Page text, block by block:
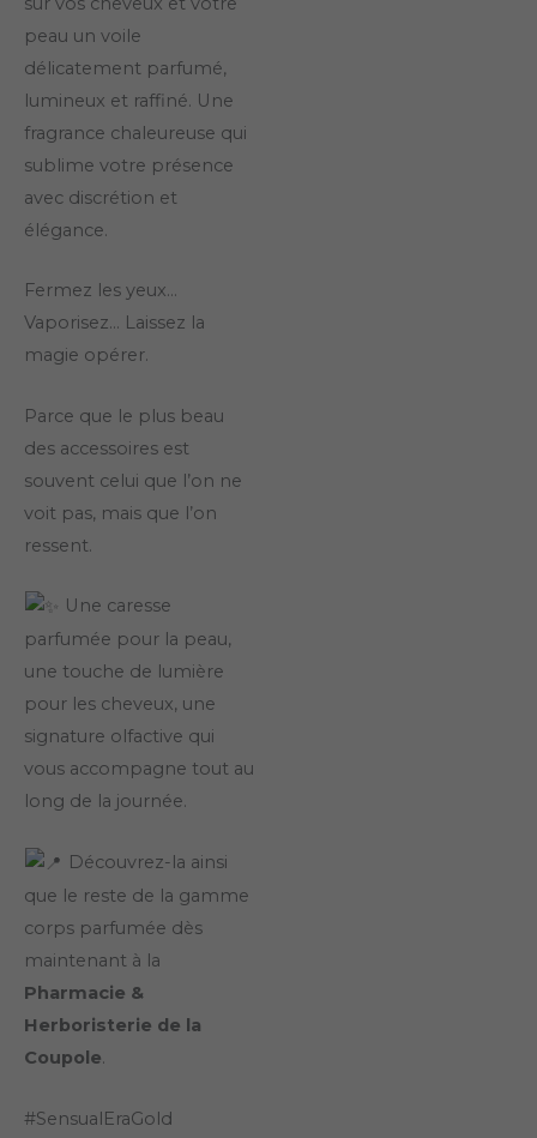
peau un voile
délicatement parfumé,
lumineux et raffiné. Une
fragrance chaleureuse qui
sublime votre présence
avec discrétion et
élégance.
Fermez les yeux…
Vaporisez… Laissez la
magie opérer.
Parce que le plus beau
des accessoires est
souvent celui que l’on ne
voit pas, mais que l’on
ressent.
Une caresse
parfumée pour la peau,
une touche de lumière
pour les cheveux, une
signature olfactive qui
vous accompagne tout au
long de la journée.
Découvrez-la ainsi
que le reste de la gamme
corps parfumée dès
maintenant à la
Pharmacie &
Herboristerie de la
Coupole.
#SensualEraGold